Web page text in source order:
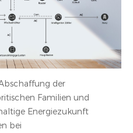
der
Familien und
Energiezukunft
bei